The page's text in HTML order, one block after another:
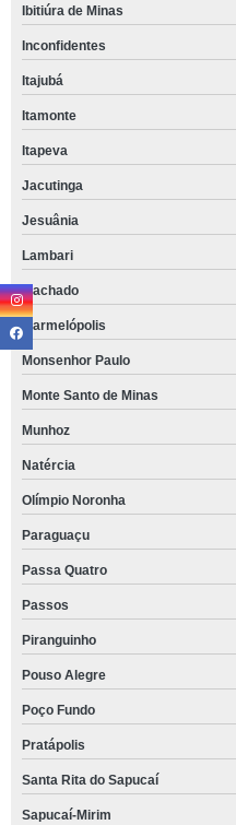
Ibitiúra de Minas
Inconfidentes
Itajubá
Itamonte
Itapeva
Jacutinga
Jesuânia
Lambari
Machado
Marmelópolis
Monsenhor Paulo
Monte Santo de Minas
Munhoz
Natércia
Olímpio Noronha
Paraguaçu
Passa Quatro
Passos
Piranguinho
Pouso Alegre
Poço Fundo
Pratápolis
Santa Rita do Sapucaí
Sapucaí-Mirim